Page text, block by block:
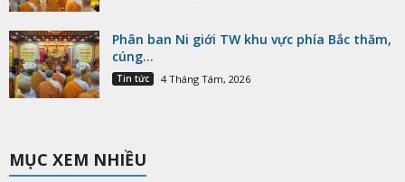
Phân ban Ni giới TW khu vực phía Bắc thăm,
cúng...
Tin tức 4 Tháng Tám, 2026
MỤC XEM NHIỀU